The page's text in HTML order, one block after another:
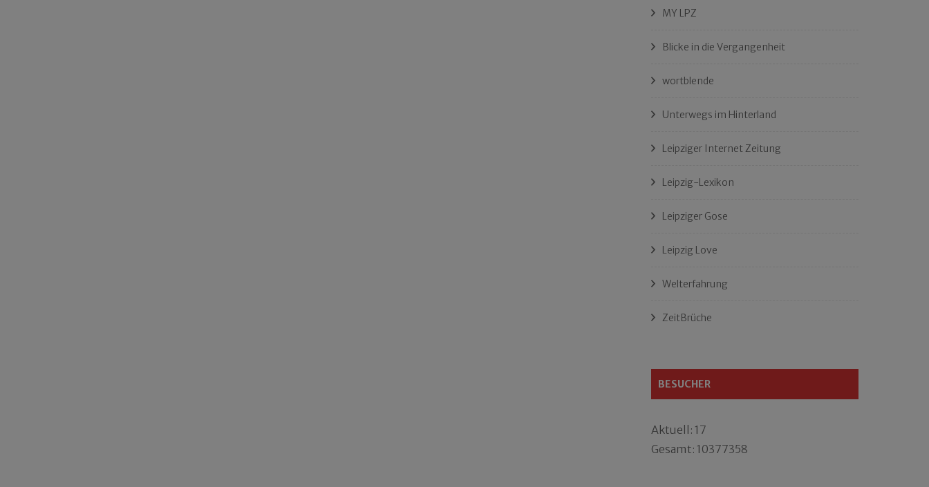
MY LPZ
Blicke in die Vergangenheit
wortblende
Unterwegs im Hinterland
Leipziger Internet Zeitung
Leipzig-Lexikon
Leipziger Gose
Leipzig Love
Welterfahrung
ZeitBrüche
BESUCHER
Aktuell: 17
Gesamt: 10377358